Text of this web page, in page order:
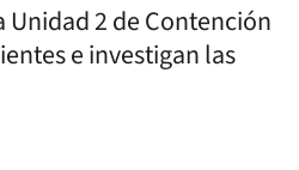
Unidad 2 de Contención
e investigan las